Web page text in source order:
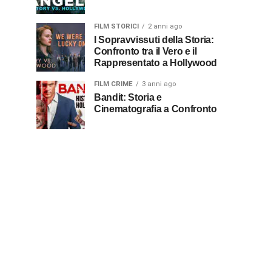
FILM STORICI 2 anni ago
Confronto tra il Vero e il
Rappresentato a Hollywood
FILM CRIME 3 anni ago
Bandit: Storia e
Cinematografia a Confronto